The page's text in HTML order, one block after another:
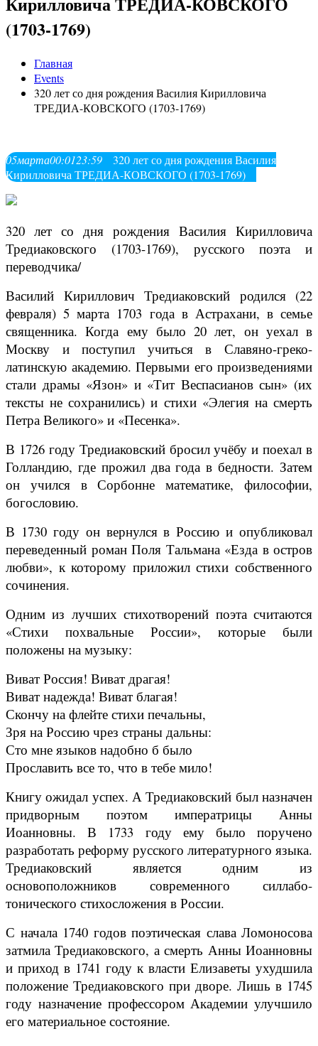
(1703-1769)
Главная
Events
320 лет со дня рождения Василия Кирилловича
ТРЕДИА-КОВСКОГО (1703-1769)
05марта00:0123:59
320 лет со дня рождения Василия
Кирилловича ТРЕДИА-КОВСКОГО (1703-1769)
320 лет со дня рождения Василия Кирилловича
Тредиаковского (1703-1769), русского поэта и
переводчика/
Василий Кириллович Тредиаковский родился (22
февраля) 5 марта 1703 года в Астрахани, в семье
священника. Когда ему было 20 лет, он уехал в
Москву и поступил учиться в Славяно-греко-
латинскую академию. Первыми его произведениями
стали драмы «Язон» и «Тит Веспасианов сын» (их
тексты не сохранились) и стихи «Элегия на смерть
Петра Великого» и «Песенка».
В 1726 году Тредиаковский бросил учёбу и поехал в
Голландию, где прожил два года в бедности. Затем
он учился в Сорбонне математике, философии,
богословию.
В 1730 году он вернулся в Россию и опубликовал
переведенный роман Поля Тальмана «Езда в остров
любви», к которому приложил стихи собственного
сочинения.
Одним из лучших стихотворений поэта считаются
«Стихи похвальные России», которые были
положены на музыку:
Виват Россия! Виват драгая!
Виват надежда! Виват благая!
Скончу на флейте стихи печальны,
Зря на Россию чрез страны дальны:
Сто мне языков надобно б было
Прославить все то, что в тебе мило!
Книгу ожидал успех. А Тредиаковский был назначен
придворным поэтом императрицы Анны
Иоанновны. В 1733 году ему было поручено
разработать реформу русского литературного языка.
Тредиаковский является одним из
основоположников современного силлабо-
тонического стихосложения в России.
С начала 1740 годов поэтическая слава Ломоносова
затмила Тредиаковского, а смерть Анны Иоанновны
и приход в 1741 году к власти Елизаветы ухудшила
положение Тредиаковского при дворе. Лишь в 1745
году назначение профессором Академии улучшило
его материальное состояние.